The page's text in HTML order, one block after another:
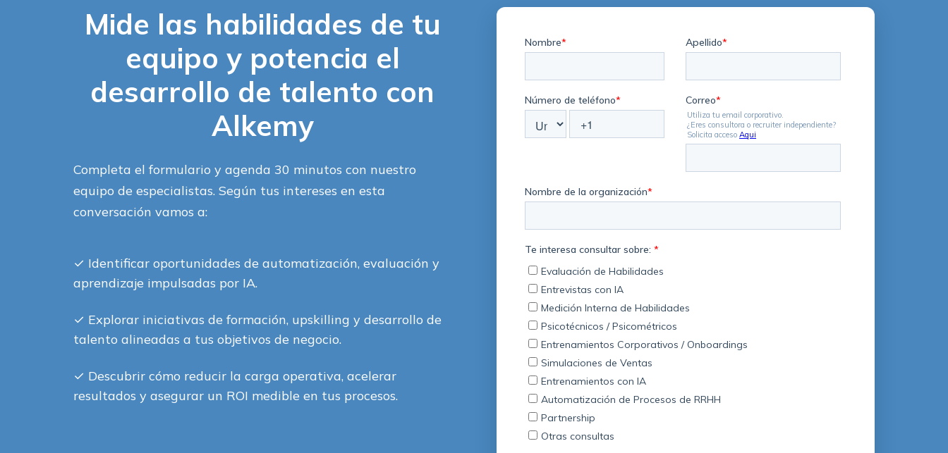
Mide las habilidades de tu
equipo y potencia el
desarrollo de talento con
Alkemy
Completa el formulario y agenda 30 minutos con nuestro
equipo de especialistas. Según tus intereses en esta
conversación vamos a:
✓ Identificar oportunidades de automatización, evaluación y
aprendizaje impulsadas por IA.
✓ Explorar iniciativas de formación, upskilling y desarrollo de
talento alineadas a tus objetivos de negocio.
✓ Descubrir cómo reducir la carga operativa, acelerar
resultados y asegurar un ROI medible en tus procesos.